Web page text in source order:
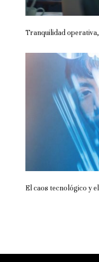
Tranquilidad
El caos tecnológico y